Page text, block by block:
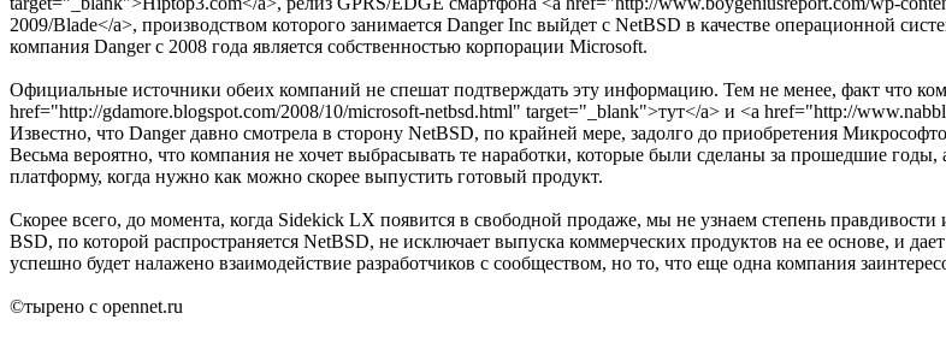
2009/Blade</a>, производством которого занимается Danger Inc выйдет с NetBSD в качестве операционной
компания Danger с 2008 года является собственностью корпорации Microsoft.
Официальные источники обеих компаний не спешат подтверждать эту информацию. Тем не менее, факт что
href="http://gdamore.blogspot.com/2008/10/microsoft-netbsd.html" target="_blank">тут</a> и <a href="http://
Известно, что Danger давно смотрела в сторону NetBSD, по крайней мере, задолго до приобретения
Весьма вероятно, что компания не хочет выбрасывать те наработки, которые были сделаны за прошедшие
платформу, когда нужно как можно скорее выпустить готовый продукт.
Скорее всего, до момента, когда Sidekick LX появится в свободной продаже, мы не узнаем степень
BSD, по которой распространяется NetBSD, не исключает выпуска коммерческих продуктов на ее основе, и
успешно будет налажено взаимодействие разработчиков с сообществом, но то, что еще одна компания
©тырено с opennet.ru